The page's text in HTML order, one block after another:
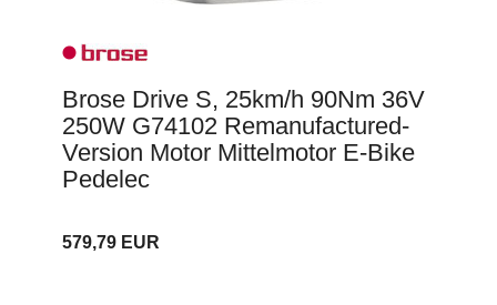
Brose Drive S, 25km/h 90Nm 36V
250W G74102 Remanufactured-
Version Motor Mittelmotor E-Bike
Pedelec
579,79 EUR